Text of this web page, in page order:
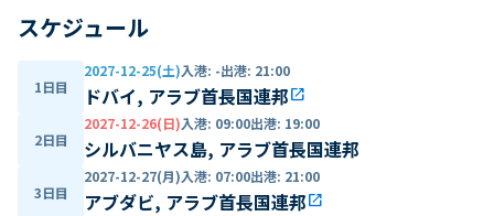
スケジュール
1日目
2027-12-25(土)入港: -出港: 21:00
ドバイ, アラブ首長国連邦open_in_new
2日目
2027-12-26(日)入港: 09:00出港: 19:00
シルバニヤス島, アラブ首長国連邦
3日目
2027-12-27(月)入港: 07:00出港: 21:00
アブダビ, アラブ首長国連邦open_in_new